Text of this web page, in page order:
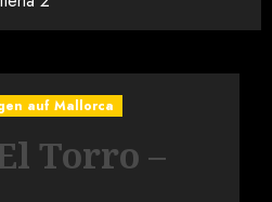
auf Mallorca
Torro –